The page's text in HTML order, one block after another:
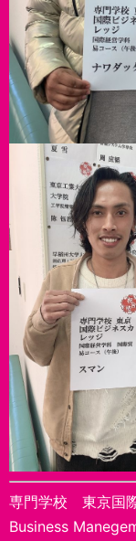
専門学校 東京国
Business